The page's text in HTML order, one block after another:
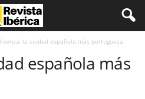
la ciudad española más portuguesa
española más